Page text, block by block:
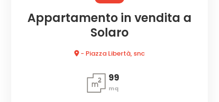
Appartamento in vendita a
Solaro
- Piazza Libertà, snc
99
mq